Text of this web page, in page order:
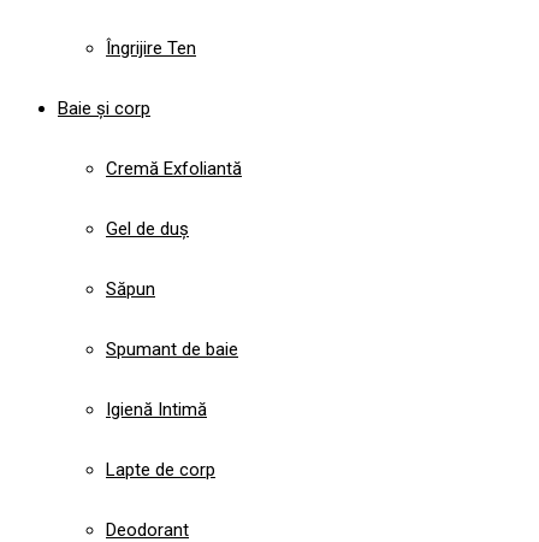
Îngrijire Ten
Baie și corp
Cremă Exfoliantă
Gel de duș
Săpun
Spumant de baie
Igienă Intimă
Lapte de corp
Deodorant